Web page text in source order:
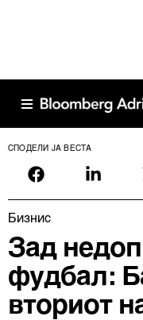
СПОДЕЛИ ЈА ВЕСТА
Бизнис
Зад
фудбал:
вториот